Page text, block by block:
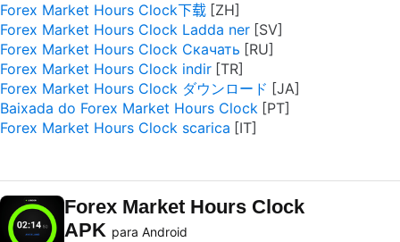
Forex Market Hours Clock下载
Forex Market Hours Clock Ladda ner
Forex Market Hours Clock Скачать
Forex Market Hours Clock indir
Forex Market Hours Clock ダウンロード
Baixada do Forex Market Hours Clock
Forex Market Hours Clock scarica
Forex Market Hours Clock
APK para Android